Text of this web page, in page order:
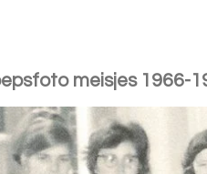
meisjes 1966-